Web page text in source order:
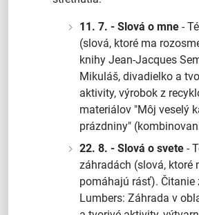
11. 7. - Slová o mne -
(slová, ktoré ma
knihy Jean-Jacques
Mikuláš, divadielko a
aktivity, výrobok z
materiálov "Môj veselý
prázdniny"
22. 8. - Slová o svete -
záhradách (slová, ktoré
pomáhajú rásť). Čitanie
Lumbers: Záhrada v